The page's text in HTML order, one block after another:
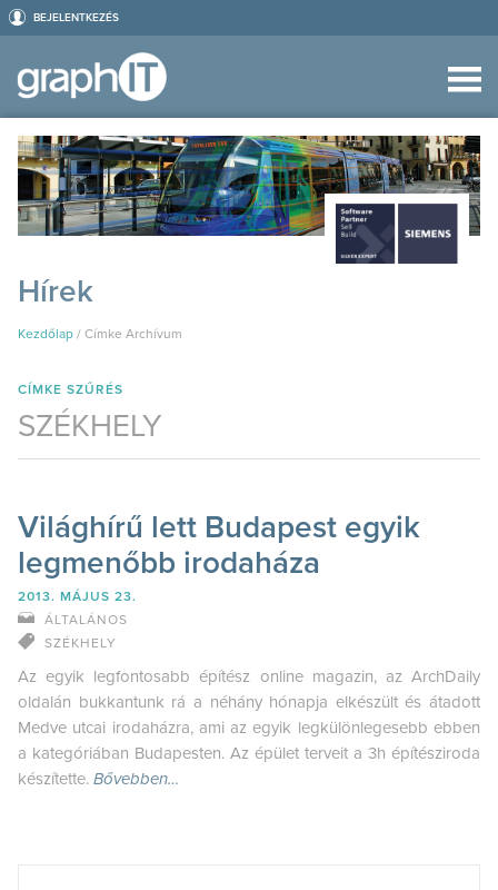
BEJELENTKEZÉS
Hírek
Kezdőlap / Címke Archívum
CÍMKE SZŰRÉS
SZÉKHELY
Világhírű lett Budapest egyik
legmenőbb irodaháza
2013. MÁJUS 23.
ÁLTALÁNOS
SZÉKHELY
Az egyik legfontosabb építész online magazin, az ArchDaily
oldalán bukkantunk rá a néhány hónapja elkészült és átadott
Medve utcai irodaházra, ami az egyik legkülönlegesebb ebben
a kategóriában Budapesten. Az épület terveit a 3h építésziroda
készítette. Bővebben…